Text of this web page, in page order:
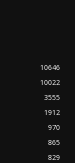
10646
10022
3555
1912
970
865
829